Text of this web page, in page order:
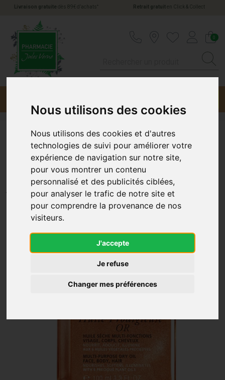
Nous utilisons des cookies
Nous utilisons des cookies et d'autres
technologies de suivi pour améliorer votre
expérience de navigation sur notre site,
pour vous montrer un contenu
personnalisé et des publicités ciblées,
pour analyser le trafic de notre site et
pour comprendre la provenance de nos
visiteurs.
J'accepte
Je refuse
Changer mes préférences
Livraison gratuite dès 89€ d’achats * Retrait gratuiten Click & Collect
0
Nuxe Huile Prodigieuse Or
100ml
NUXE